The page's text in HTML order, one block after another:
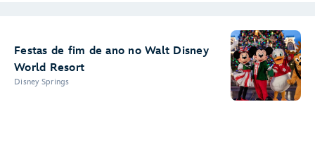
Festas de fim de ano no Walt Disney
World Resort
Disney Springs